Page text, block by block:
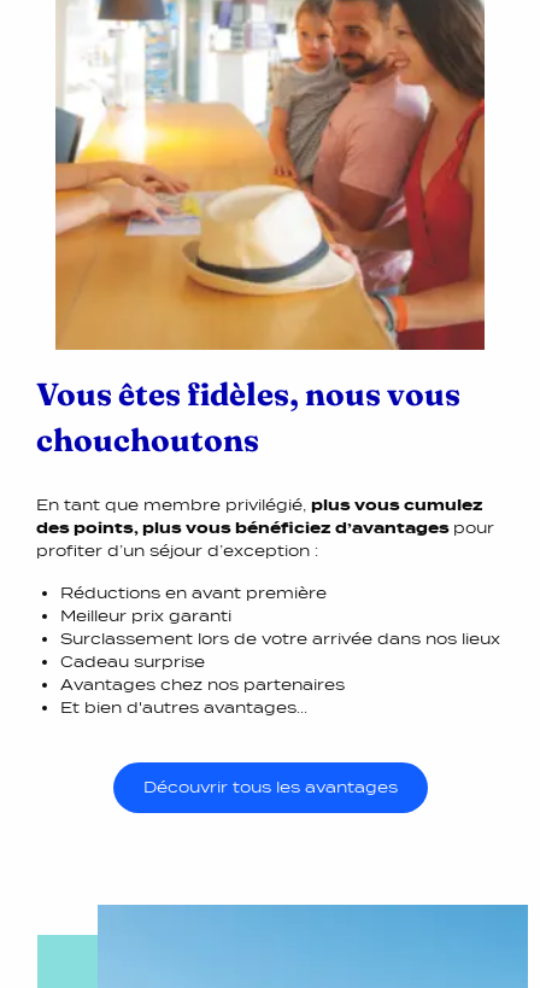
Vous êtes fidèles, nous vous
chouchoutons
En tant que membre privilégié, plus vous cumulez
des points, plus vous bénéficiez d’avantages pour
profiter d’un séjour d’exception :
Réductions en avant première
Meilleur prix garanti
Surclassement lors de votre arrivée dans nos lieux
Cadeau surprise
Avantages chez nos partenaires
Et bien d'autres avantages...
Découvrir tous les avantages